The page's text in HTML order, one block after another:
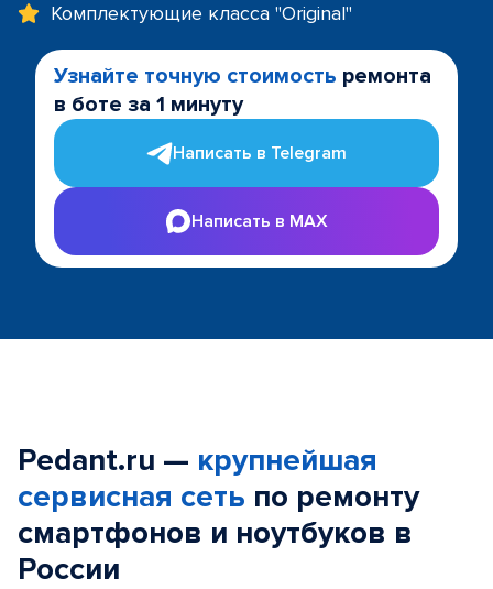
Комплектующие класса "Original"
Узнайте точную стоимость ремонта
в боте за 1 минуту
Написать в Telegram
Написать в MAX
Pedant.ru — крупнейшая
сервисная сеть по ремонту
смартфонов и ноутбуков в
России